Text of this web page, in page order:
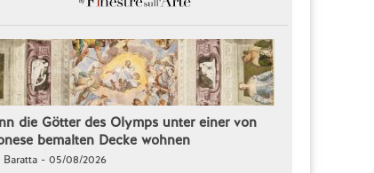
die Götter des Olymps unter einer von
bemalten Decke wohnen
Baratta - 05/08/2026